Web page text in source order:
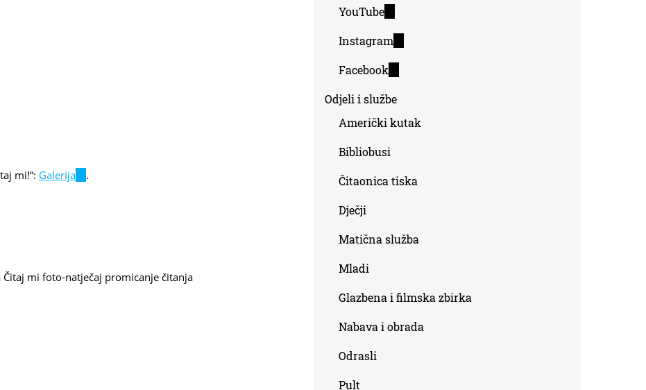
mi!“: Galerija (link.
Čitaj mi foto-natječaj promicanje čitanja
YouTube(link
external)
Instagram(link
external)
Facebook
external)
Odjeli i službe
Američki kutak
Bibliobusi
Čitaonica tiska
Dječji
Matična služba
Mladi
Glazbena i filmska zbirka
Nabava i obrada
Odrasli
Pult